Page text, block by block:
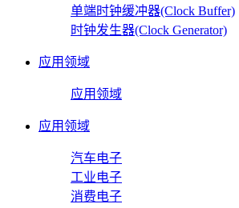
单端时钟缓冲器(Clock Buffer)
时钟发生器(Clock Generator)
应用领域
应用领域
应用领域
汽车电子
工业电子
消费电子